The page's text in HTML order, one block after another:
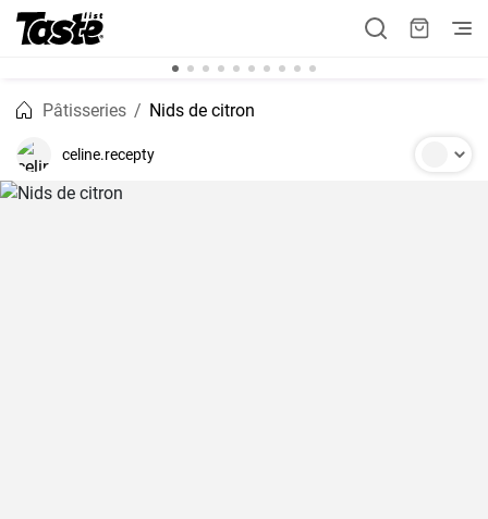
Pâtisseries Nids de citron
celine.recepty